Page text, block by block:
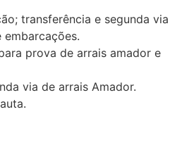
transferência e segunda via
prova de arrais amador e
via de arrais Amador.